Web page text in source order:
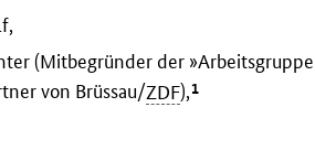
(Mitbegründer der »Arbeitsgruppe
von Brüssau/ZDF),1